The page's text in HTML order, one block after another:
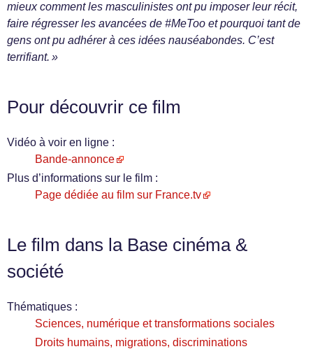
mieux comment les masculinistes ont pu imposer leur récit,
faire régresser les avancées de #MeToo et pourquoi tant de
gens ont pu adhérer à ces idées nauséabondes. C’est
terrifiant. »
Pour découvrir ce film
Vidéo à voir en ligne :
Bande-annonce
Plus d’informations sur le film :
Page dédiée au film sur France.tv
Le film dans la Base cinéma &
société
Thématiques :
Sciences, numérique et transformations sociales
Droits humains, migrations, discriminations